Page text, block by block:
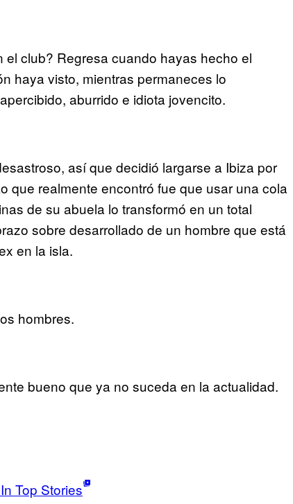
club? Regresa cuando hayas hecho el
haya visto, mientras permaneces lo
aburrido e idiota jovencito.
así que decidió largarse a Ibiza por
que realmente encontró fue que usar una cola
de su abuela lo transformó en un total
sobre desarrollado de un hombre que está
en la isla.
hombres.
bueno que ya no suceda en la actualidad.
Top Stories